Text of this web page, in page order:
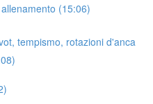
(15:06)
tempismo, rotazioni d'anca